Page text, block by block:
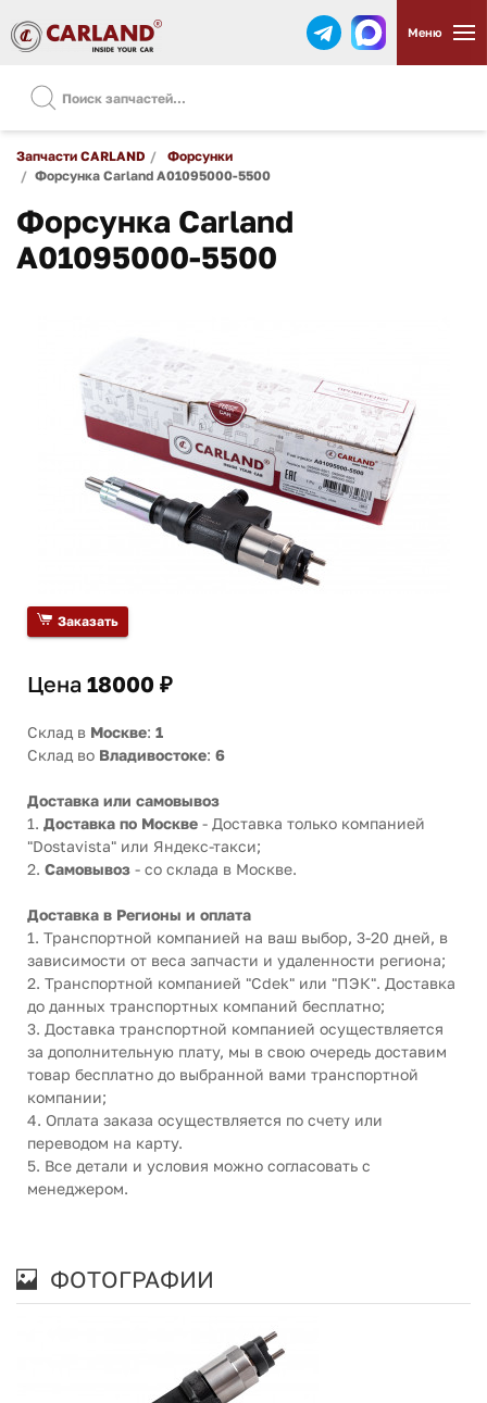
Меню
Запчасти CARLAND
Форсунки
Форсунка Carland A01095000-5500
Форсунка Carland
A01095000-5500
Заказать
Цена 18000 ₽
Склад в Москве: 1
Склад во Владивостоке: 6
Доставка или самовывоз
1. Доставка по Москве - Доставка только компанией
"Dostavista" или Яндекс-такси;
2. Самовывоз - со склада в Москве.
Доставка в Регионы и оплата
1. Транспортной компанией на ваш выбор, 3-20 дней, в
зависимости от веса запчасти и удаленности региона;
2. Транспортной компанией "Cdek" или "ПЭК". Доставка
до данных транспортных компаний бесплатно;
3. Доставка транспортной компанией осуществляется
за дополнительную плату, мы в свою очередь доставим
товар бесплатно до выбранной вами транспортной
компании;
4. Оплата заказа осуществляется по счету или
переводом на карту.
5. Все детали и условия можно согласовать с
менеджером.
ФОТОГРАФИИ